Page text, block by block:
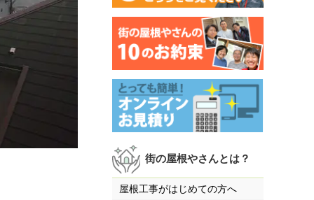
街の屋根やさんとは？
屋根工事がはじめての方へ